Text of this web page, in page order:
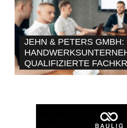
JEHN & PETERS GMBH:
QUALIFIZIERTE